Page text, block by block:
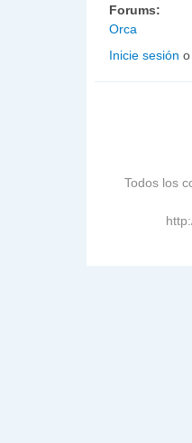
Forums:
Orca
Inicie sesión o
Todos los